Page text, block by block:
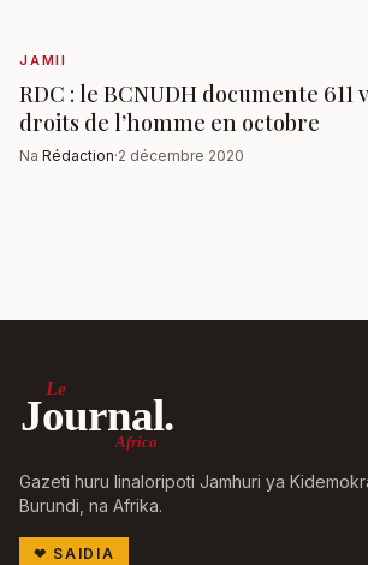
JAMII
RDC : le BCNUDH documente 611
droits de l’homme en octobre
Na Rédaction·2 décembre 2020
Le
Journal.
Africa
Gazeti huru linaloripoti Jamhuri ya
Burundi, na Afrika.
❤ SAIDIA